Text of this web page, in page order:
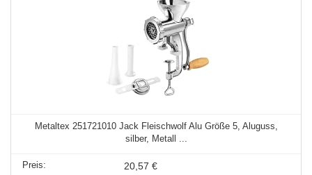
Metaltex 251721010 Jack Fleischwolf Alu Größe 5, Aluguss,
silber, Metall ...
20,57 €